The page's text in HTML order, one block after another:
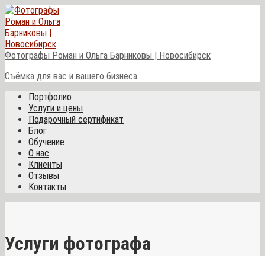
Перейти
к
контенту
Фотографы Роман и Ольга Барниковы | Новосибирск
Съёмка для вас и вашего бизнеса
Портфолио
Услуги и цены
Подарочный сертификат
Блог
Обучение
О нас
Клиенты
Отзывы
Контакты
Услуги фотографа